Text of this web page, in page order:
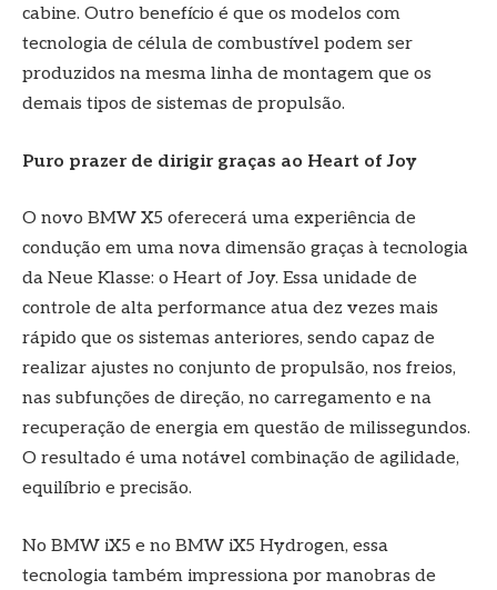
cabine. Outro benefício é que os modelos com
tecnologia de célula de combustível podem ser
produzidos na mesma linha de montagem que os
demais tipos de sistemas de propulsão.
Puro prazer de dirigir graças ao Heart of Joy
O novo BMW X5 oferecerá uma experiência de
condução em uma nova dimensão graças à tecnologia
da Neue Klasse: o Heart of Joy. Essa unidade de
controle de alta performance atua dez vezes mais
rápido que os sistemas anteriores, sendo capaz de
realizar ajustes no conjunto de propulsão, nos freios,
nas subfunções de direção, no carregamento e na
recuperação de energia em questão de milissegundos.
O resultado é uma notável combinação de agilidade,
equilíbrio e precisão.
No BMW iX5 e no BMW iX5 Hydrogen, essa
tecnologia também impressiona por manobras de